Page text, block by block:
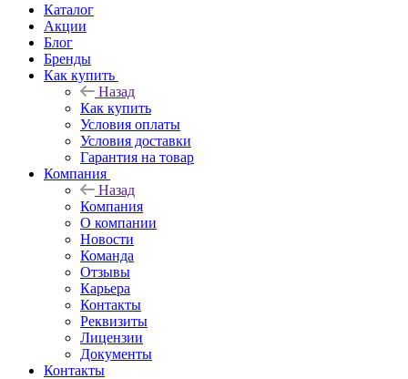
Каталог
Акции
Блог
Бренды
Как купить
Назад
Как купить
Условия оплаты
Условия доставки
Гарантия на товар
Компания
Назад
Компания
О компании
Новости
Команда
Отзывы
Карьера
Контакты
Реквизиты
Лицензии
Документы
Контакты